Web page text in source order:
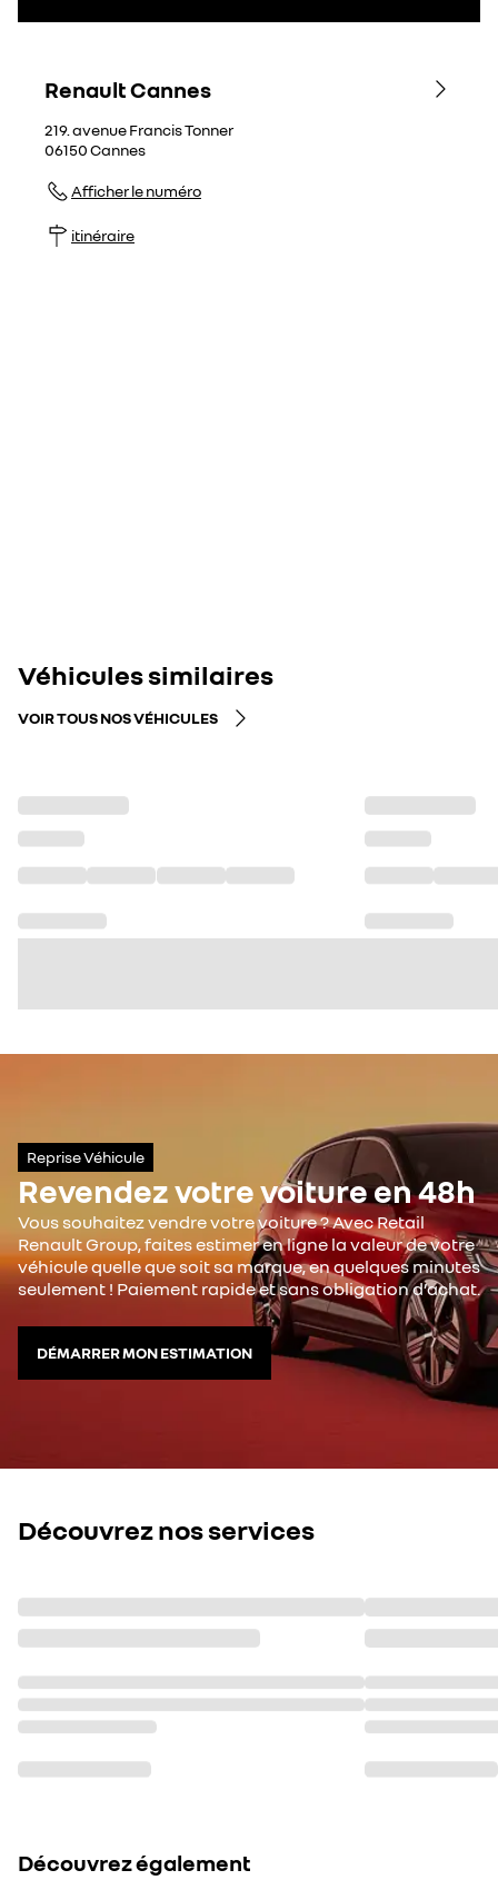
Renault Cannes
219. avenue Francis Tonner
06150Cannes
Afficher le numéro
itinéraire
Véhicules similaires
VOIR TOUS NOS VÉHICULES
Reprise Véhicule
Revendez votre voiture en 48h
Vous souhaitez vendre votre voiture ? Avec Retail
Renault Group, faites estimer en ligne la valeur de votre
véhicule quelle que soit sa marque, en quelques minutes
seulement ! Paiement rapide et sans obligation d’achat.
DÉMARRER MON ESTIMATION
Découvrez nos services
Découvrez également